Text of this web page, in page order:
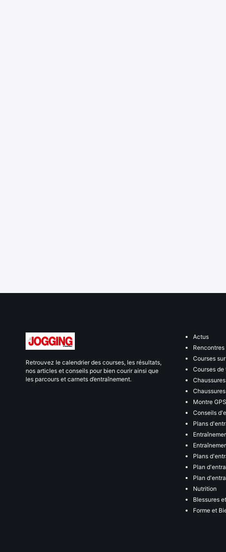
Retrouvez le calendrier des courses, les résultats,
nos articles et conseils pour bien courir ainsi que
les parcours et carnets d’entraînement.
Actus
Rencontres
Courses
Courses
Montre GPS
Conseils
Plans
Plans
Plan
Plan
Nutrition
Blessures
Forme et